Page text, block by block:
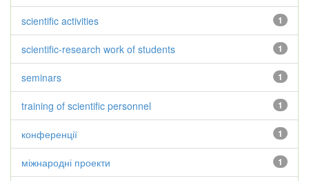
1
scientific activities
1
scientific-research work of students
1
seminars
1
training of scientific personnel
1
конференції
1
міжнародні проекти